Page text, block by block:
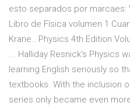
esto separados por marcaes:
Libro de Física volumen 1
Krane.. Physics 4th Edition
... Halliday Resnick's Physics
learning English seriously so
textbooks. With the inclusion
series only became even